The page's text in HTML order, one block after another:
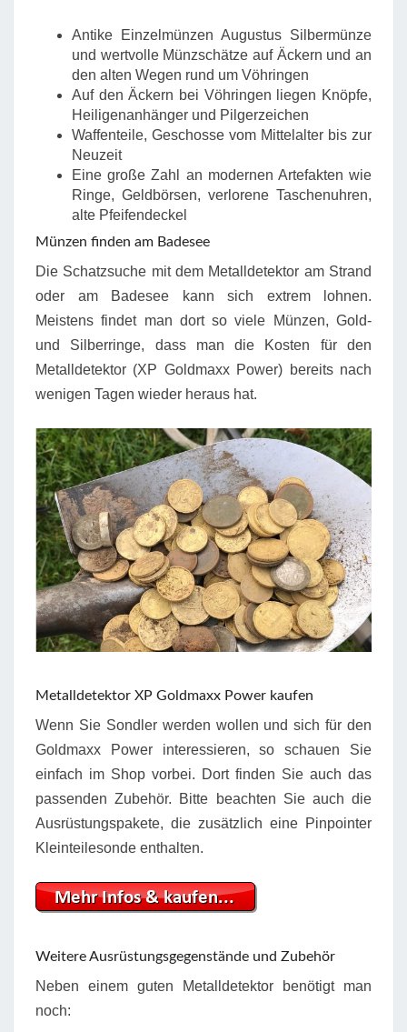
Antike Einzelmünzen Augustus Silbermünze
und wertvolle Münzschätze auf Äckern und an
den alten Wegen rund um Vöhringen
Auf den Äckern bei Vöhringen liegen Knöpfe,
Heiligenanhänger und Pilgerzeichen
Waffenteile, Geschosse vom Mittelalter bis zur
Neuzeit
Eine große Zahl an modernen Artefakten wie
Ringe, Geldbörsen, verlorene Taschenuhren,
alte Pfeifendeckel
Münzen finden am Badesee
Die Schatzsuche mit dem Metalldetektor am Strand
oder am Badesee kann sich extrem lohnen.
Meistens findet man dort so viele Münzen, Gold-
und Silberringe, dass man die Kosten für den
Metalldetektor (XP Goldmaxx Power) bereits nach
wenigen Tagen wieder heraus hat.
Metalldetektor XP Goldmaxx Power kaufen
Wenn Sie Sondler werden wollen und sich für den
Goldmaxx Power interessieren, so schauen Sie
einfach im Shop vorbei. Dort finden Sie auch das
passenden Zubehör. Bitte beachten Sie auch die
Ausrüstungspakete, die zusätzlich eine Pinpointer
Kleinteilesonde enthalten.
Weitere Ausrüstungsgegenstände und Zubehör
Neben einem guten Metalldetektor benötigt man
noch: